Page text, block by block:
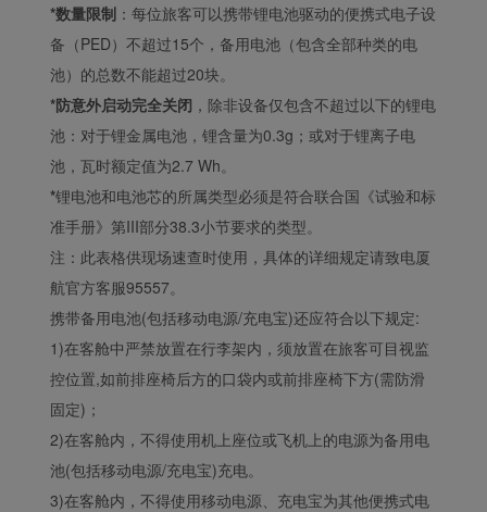
*数量限制 ：每位旅客可以携带锂电池驱动的便携式电子设
备（PED）不超过15个，备用电池（包含全部种类的电
池）的总数不能超过20块。
*防意外启动完全关闭 ，除非设备仅包含不超过以下的锂电
池：对于锂金属电池，锂含量为0.3g；或对于锂离子电
池，瓦时额定值为2.7 Wh。
*锂电池和电池芯的所属类型必须是符合联合国《试验和标
准手册》第III部分38.3小节要求的类型。
注：此表格供现场速查时使用，具体的详细规定请致电厦
航官方客服95557。
携带备用电池(包括移动电源/充电宝)还应符合以下规定:
1)在客舱中严禁放置在行李架内，须放置在旅客可目视监
控位置,如前排座椅后方的口袋内或前排座椅下方(需防滑
固定)；
2)在客舱内，不得使用机上座位或飞机上的电源为备用电
池(包括移动电源/充电宝)充电。
3)在客舱内，不得使用移动电源、充电宝为其他便携式电